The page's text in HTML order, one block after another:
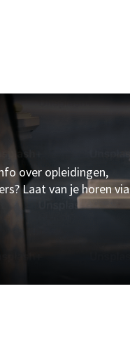
over opleidingen,
Laat van je horen via